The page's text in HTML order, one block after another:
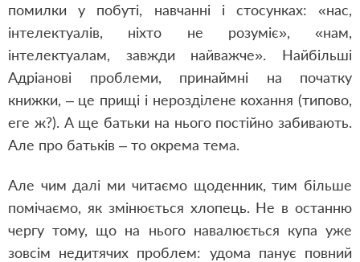
помилки у побуті, навчанні і стосунках: «нас,
інтелектуалів, ніхто не розуміє», «нам,
інтелектуалам, завжди найважче». Найбільші
Адріанові проблеми, принаймні на початку
книжки, – це прищі і нерозділене кохання (типово,
еге ж?). А ще батьки на нього постійно забивають.
Але про батьків – то окрема тема.
Але чим далі ми читаємо щоденник, тим більше
помічаємо, як змінюється хлопець. Не в останню
чергу тому, що на нього навалюється купа уже
зовсім недитячих проблем: удома панує повний